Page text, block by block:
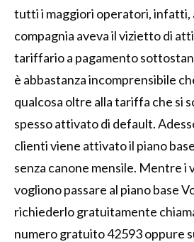
tutti i maggiori operatori, infatti,
compagnia aveva il vizietto di
tariffario a pagamento
è abbastanza incomprensibile
qualcosa oltre alla tariffa che si
spesso attivato di default.
clienti viene attivato il piano
senza canone mensile. Mentre i
vogliono passare al piano base
richiederlo gratuitamente
numero gratuito 42593 oppure